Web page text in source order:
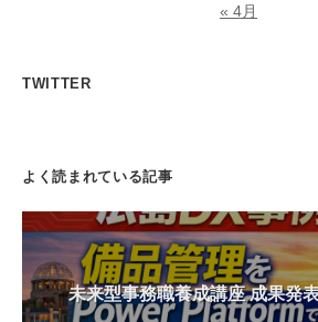
« 4月
TWITTER
よく読まれている記事
未来型事務職養成講座 成果発